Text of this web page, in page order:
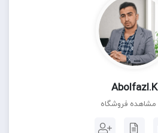
Abolfazl.k
مشاهده فروشگاه